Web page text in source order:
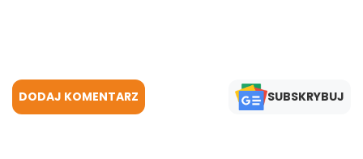
DODAJ KOMENTARZ SUBSKRYBUJ